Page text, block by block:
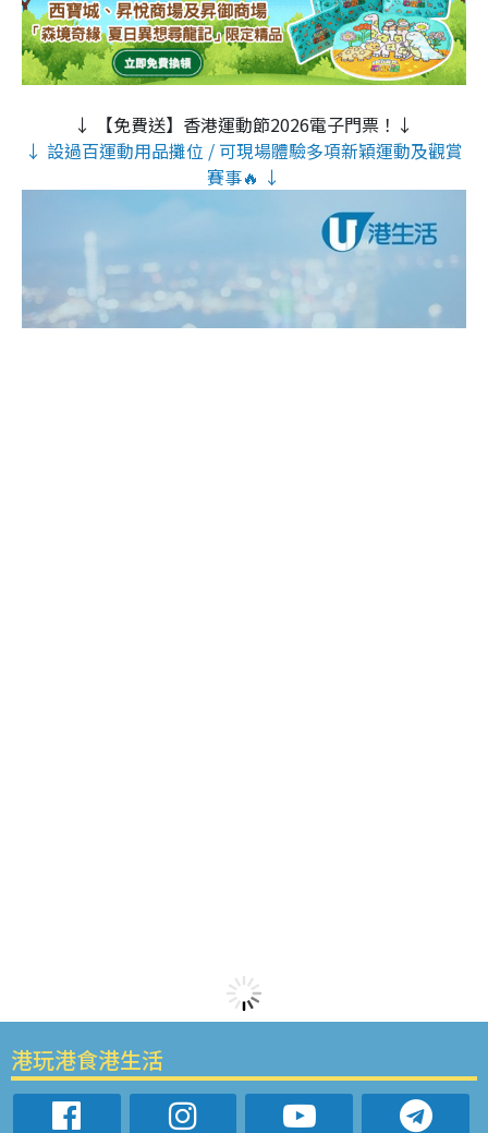
↓ 【免費送】香港運動節2026電子門票！↓
↓ 設過百運動用品攤位 / 可現場體驗多項新穎運動及觀賞
賽事🔥 ↓
港玩港食港生活